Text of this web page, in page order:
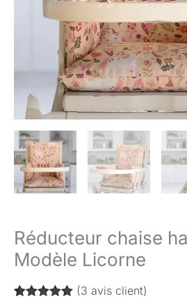
Réducteur chaise
Modèle Licorne
(3 avis client)